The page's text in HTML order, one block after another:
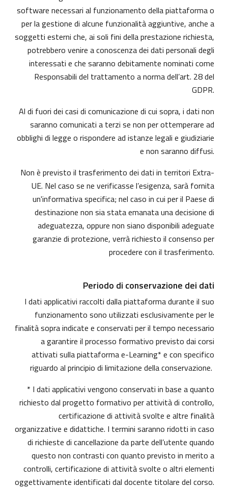
software necessari al funzionamento della piattaforma o
per la gestione di alcune funzionalità aggiuntive, anche a
soggetti esterni che, ai soli fini della prestazione richiesta,
potrebbero venire a conoscenza dei dati personali degli
interessati e che saranno debitamente nominati come
Responsabili del trattamento a norma dell’art. 28 del
GDPR.
Al di fuori dei casi di comunicazione di cui sopra, i dati non
saranno comunicati a terzi se non per ottemperare ad
obblighi di legge o rispondere ad istanze legali e giudiziarie
e non saranno diffusi.
Non è previsto il trasferimento dei dati in territori Extra-
UE. Nel caso se ne verificasse l’esigenza, sarà fornita
un'informativa specifica; nel caso in cui per il Paese di
destinazione non sia stata emanata una decisione di
adeguatezza, oppure non siano disponibili adeguate
garanzie di protezione, verrà richiesto il consenso per
procedere con il trasferimento.
Periodo di conservazione dei dati
I dati applicativi raccolti dalla piattaforma durante il suo
funzionamento sono utilizzati esclusivamente per le
finalità sopra indicate e conservati per il tempo necessario
a garantire il processo formativo previsto dai corsi
attivati sulla piattaforma e-Learning* e con specifico
riguardo al principio di limitazione della conservazione.
* I dati applicativi vengono conservati in base a quanto
richiesto dal progetto formativo per attività di controllo,
certificazione di attività svolte e altre finalità
organizzative e didattiche. I termini saranno ridotti in caso
di richieste di cancellazione da parte dell’utente quando
questo non contrasti con quanto previsto in merito a
controlli, certificazione di attività svolte o altri elementi
oggettivamente identificati dal docente titolare del corso.